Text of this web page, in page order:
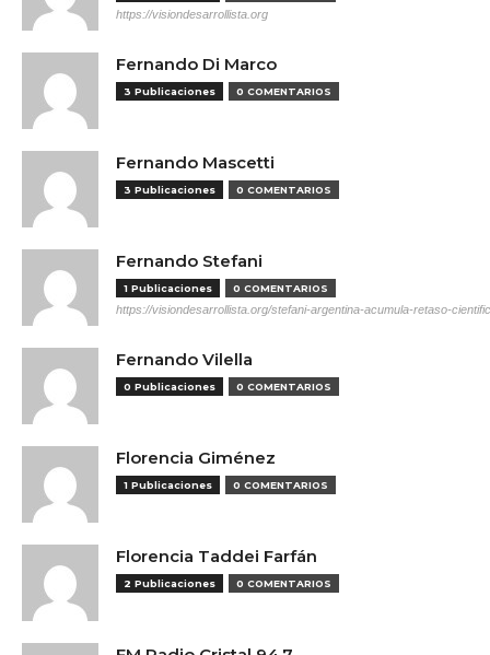
https://visiondesarrollista.org
Fernando Di Marco
3 Publicaciones 0 COMENTARIOS
Fernando Mascetti
3 Publicaciones 0 COMENTARIOS
Fernando Stefani
1 Publicaciones 0 COMENTARIOS
https://visiondesarrollista.org/stefani-argentina-acumula-retaso-
Fernando Vilella
0 Publicaciones 0 COMENTARIOS
Florencia Giménez
1 Publicaciones 0 COMENTARIOS
Florencia Taddei Farfán
2 Publicaciones 0 COMENTARIOS